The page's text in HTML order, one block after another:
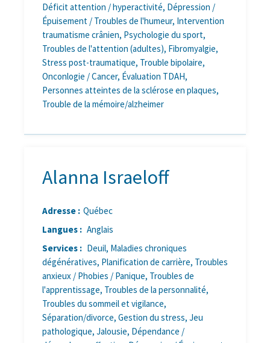
Déficit attention / hyperactivité, Dépression /
Épuisement / Troubles de l'humeur, Intervention
traumatisme crânien, Psychologie du sport,
Troubles de l'attention (adultes), Fibromyalgie,
Stress post-traumatique, Trouble bipolaire,
Onconlogie / Cancer, Évaluation TDAH,
Personnes atteintes de la sclérose en plaques,
Trouble de la mémoire/alzheimer
Alanna Israeloff
Adresse : Québec
Langues : Anglais
Services : Deuil, Maladies chroniques
dégénératives, Planification de carrière, Troubles
anxieux / Phobies / Panique, Troubles de
l'apprentissage, Troubles de la personnalité,
Troubles du sommeil et vigilance,
Séparation/divorce, Gestion du stress, Jeu
pathologique, Jalousie, Dépendance /